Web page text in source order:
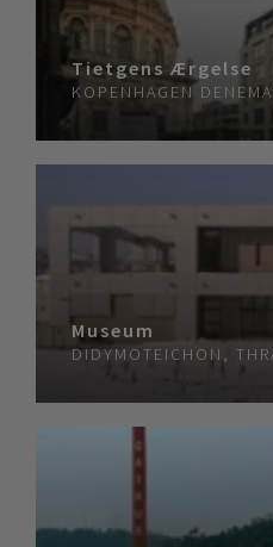
Tietgens Ærgelse
KOPENHAGEN
Museum
DIDYMOTEICHON,